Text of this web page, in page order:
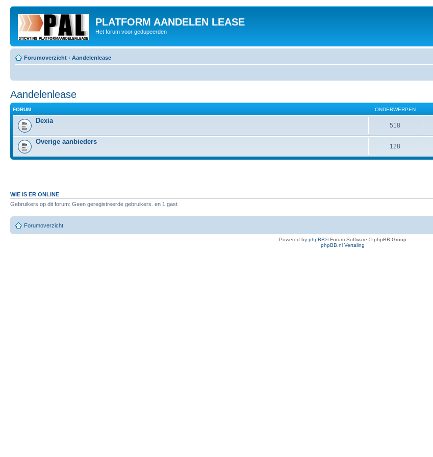
PLATFORM AANDELEN LEASE
Het forum voor gedupeerden
Forumoverzicht ‹ Aandelenlease
Aandelenlease
FORUM ONDERWERPEN
Dexia
518
Overige aanbieders
128
WIE IS ER ONLINE
Gebruikers op dit forum: Geen geregistreerde gebruikers. en 1 gast
Forumoverzicht
Powered by phpBB® Forum Software © phpBB Group
phpBB.nl Vertaling